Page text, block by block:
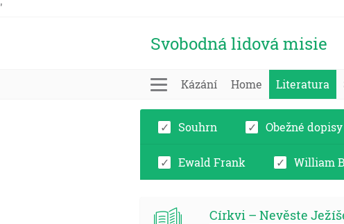
'
Svobodná lidová misie
Kázání Home Literatura
Souhrn Obežné dopisy
Ewald Frank William
Církvi – Nevěste